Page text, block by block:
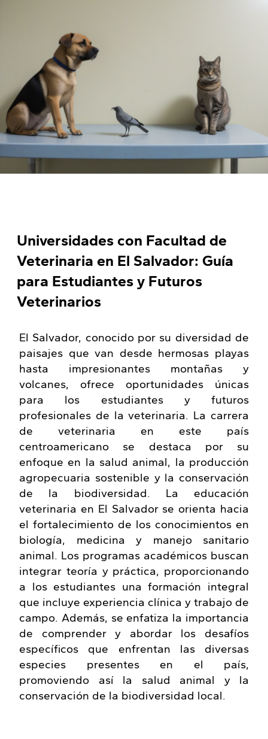
Universidades con Facultad de
Veterinaria en El Salvador: Guía
para Estudiantes y Futuros
Veterinarios
El Salvador, conocido por su diversidad de
paisajes que van desde hermosas playas
hasta impresionantes montañas y
volcanes, ofrece oportunidades únicas
para los estudiantes y futuros
profesionales de la veterinaria. La carrera
de veterinaria en este país
centroamericano se destaca por su
enfoque en la salud animal, la producción
agropecuaria sostenible y la conservación
de la biodiversidad. La educación
veterinaria en El Salvador se orienta hacia
el fortalecimiento de los conocimientos en
biología, medicina y manejo sanitario
animal. Los programas académicos buscan
integrar teoría y práctica, proporcionando
a los estudiantes una formación integral
que incluye experiencia clínica y trabajo de
campo. Además, se enfatiza la importancia
de comprender y abordar los desafíos
específicos que enfrentan las diversas
especies presentes en el país,
promoviendo así la salud animal y la
conservación de la biodiversidad local.